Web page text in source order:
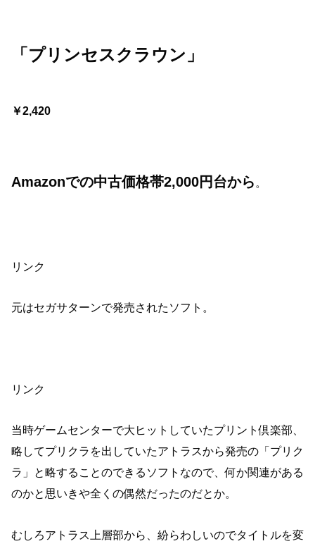
「プリンセスクラウン」
￥2,420
Amazonでの中古価格帯2,000円台から。
リンク
元はセガサターンで発売されたソフト。
リンク
当時ゲームセンターで大ヒットしていたプリント倶楽部、
略してプリクラを出していたアトラスから発売の「プリク
ラ」と略することのできるソフトなので、何か関連がある
のかと思いきや全くの偶然だったのだとか。
むしろアトラス上層部から、紛らわしいのでタイトルを変